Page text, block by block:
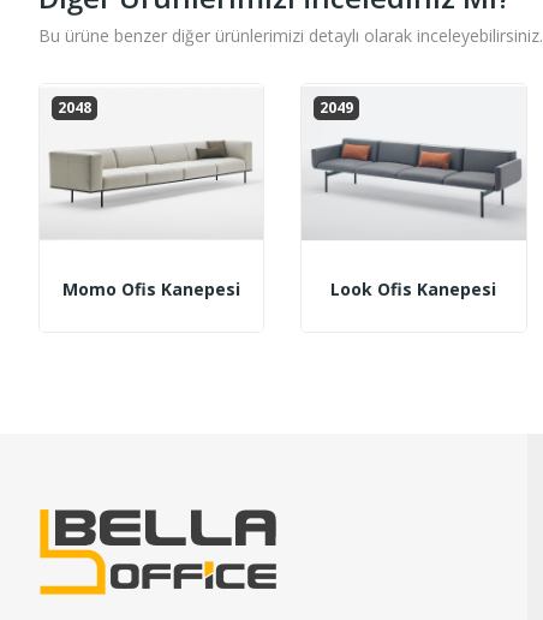
Bu ürüne benzer diğer ürünlerimizi detaylı olarak inceleyebilirsiniz.
2048
Momo Ofis Kanepesi
2049
Look Ofis Kanepesi